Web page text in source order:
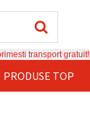
transport gratuit!
PRODUSE TOP